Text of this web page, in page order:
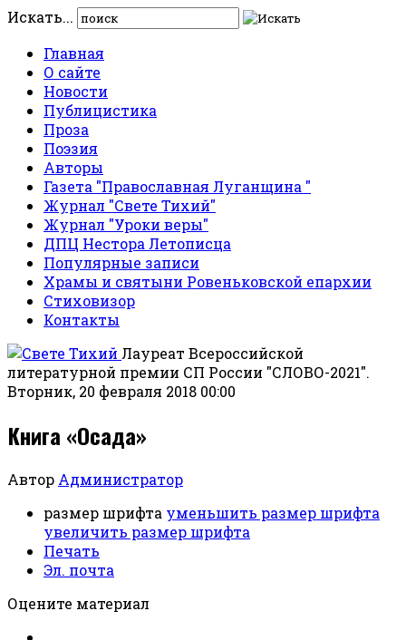
Искать...
Главная
О сайте
Новости
Публицистика
Проза
Поэзия
Авторы
Газета "Православная Луганщина "
Журнал "Свете Тихий"
Журнал "Уроки веры"
ДПЦ Нестора Летописца
Популярные записи
Храмы и святыни Ровеньковской епархии
Стиховизор
Контакты
Лауреат Всероссийской
литературной премии СП России "СЛОВО-2021".
Вторник, 20 февраля 2018 00:00
Книга «Осада»
Автор Администратор
размер шрифта уменьшить размер шрифта
увеличить размер шрифта
Печать
Эл. почта
Оцените материал